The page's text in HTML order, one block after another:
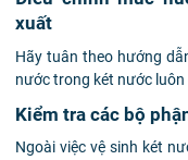
xuất
Hãy tuân theo hướng
nước trong két nước
Kiểm tra các bộ
Ngoài việc vệ sinh két